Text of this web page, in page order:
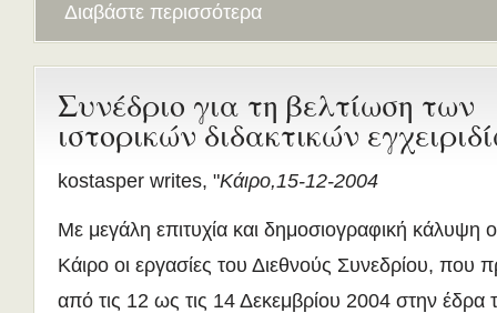
Διαβάστε περισσότερα
Συνέδριο για τη βελτίωση των
ιστορικών διδακτικών
kostasper writes, "Κάιρο,15-12-2004
Με μεγάλη επιτυχία και δημοσιογραφική
Κάιρο οι εργασίες του Διεθνούς Συνεδρίου, που
από τις 12 ως τις 14 Δεκεμβρίου 2004 στην έδρα